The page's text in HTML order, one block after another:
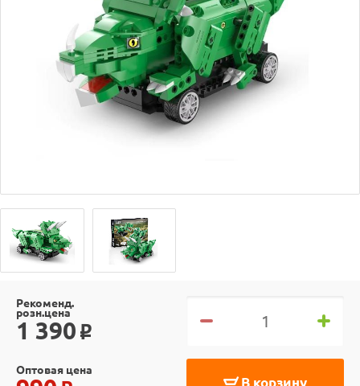
Рекоменд.
розн.цена
1 390 o
Оптовая цена